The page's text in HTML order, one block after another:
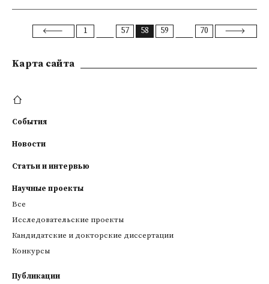
1 57 58 59 70
Kарта сайта
События
Новости
Статьи и интервью
Научные проекты
Все
Исследовательские проекты
Кандидатские и докторские диссертации
Конкурсы
Публикации